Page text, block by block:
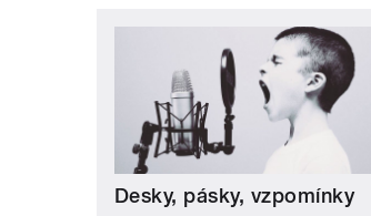
Desky, pásky, vzpomínky